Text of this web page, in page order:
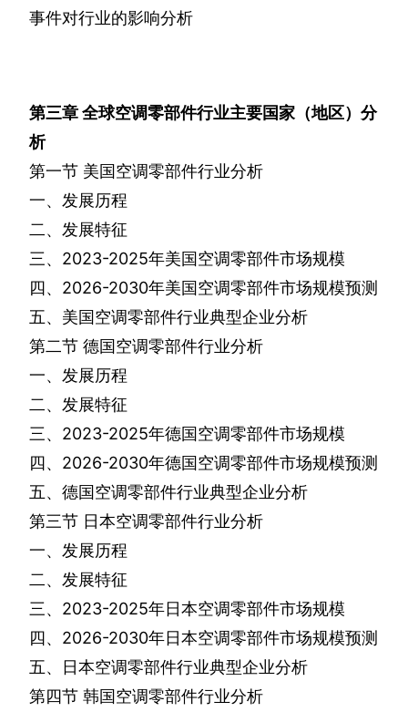
事件对行业的影响分析
第三章全球空调零部件行业主要国家（地区）分
析
第一节 美国空调零部件行业分析
一、发展历程
二、发展特征
三、 2023-2025年美国空调零部件市场规模
四、 2026-2030年美国空调零部件市场规模预测
五、美国空调零部件行业典型企业分析
第二节 德国空调零部件行业分析
一、发展历程
二、发展特征
三、 2023-2025年德国空调零部件市场规模
四、 2026-2030年德国空调零部件市场规模预测
五、德国空调零部件行业典型企业分析
第三节 日本空调零部件行业分析
一、发展历程
二、发展特征
三、 2023-2025年日本空调零部件市场规模
四、 2026-2030年日本空调零部件市场规模预测
五、日本空调零部件行业典型企业分析
第四节 韩国空调零部件行业分析